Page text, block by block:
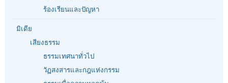
ร้องเรียนและปัญหา
มิเดีย
เสียงธรรม
ธรรมเทศนาทั่วไป
วัฏสงสารและกฎแห่งกรรม